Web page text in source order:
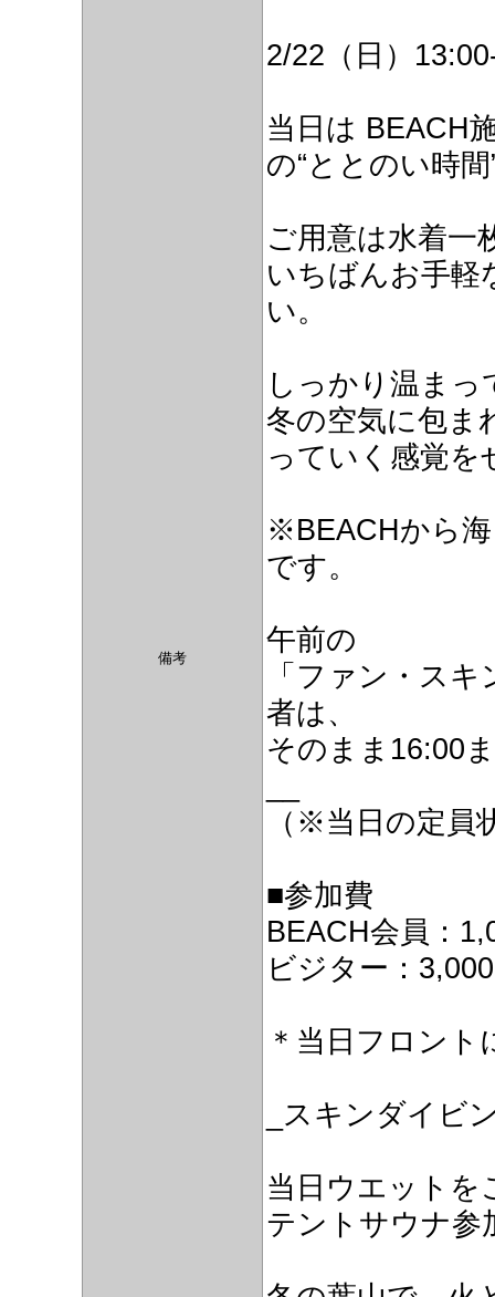
備考
2/22（日）
当日は BEACH
の“ととのい時
ご用意は水着一
いちばんお手軽
い。
しっかり温まっ
冬の空気に包ま
っていく感覚を
※BEACHから海
です。
午前の
「ファン・ス
者は、
そのまま16:00
（※当日の定員
■参加費
BEACH会員：
ビジター：
＊当日フロン
_スキンダイビ
当日ウエットを
テントサウナ参